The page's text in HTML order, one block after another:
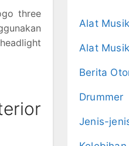
three
Alat Musik
Alat
Berita
Drummer
Jenis-